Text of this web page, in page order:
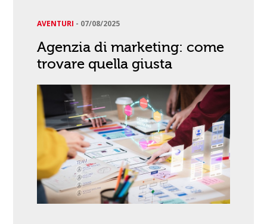
AVENTURI - 07/08/2025
Agenzia di marketing: come
trovare quella giusta